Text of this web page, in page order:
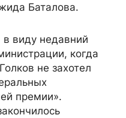
Баталова.
виду недавний
когда
не захотел
премии».